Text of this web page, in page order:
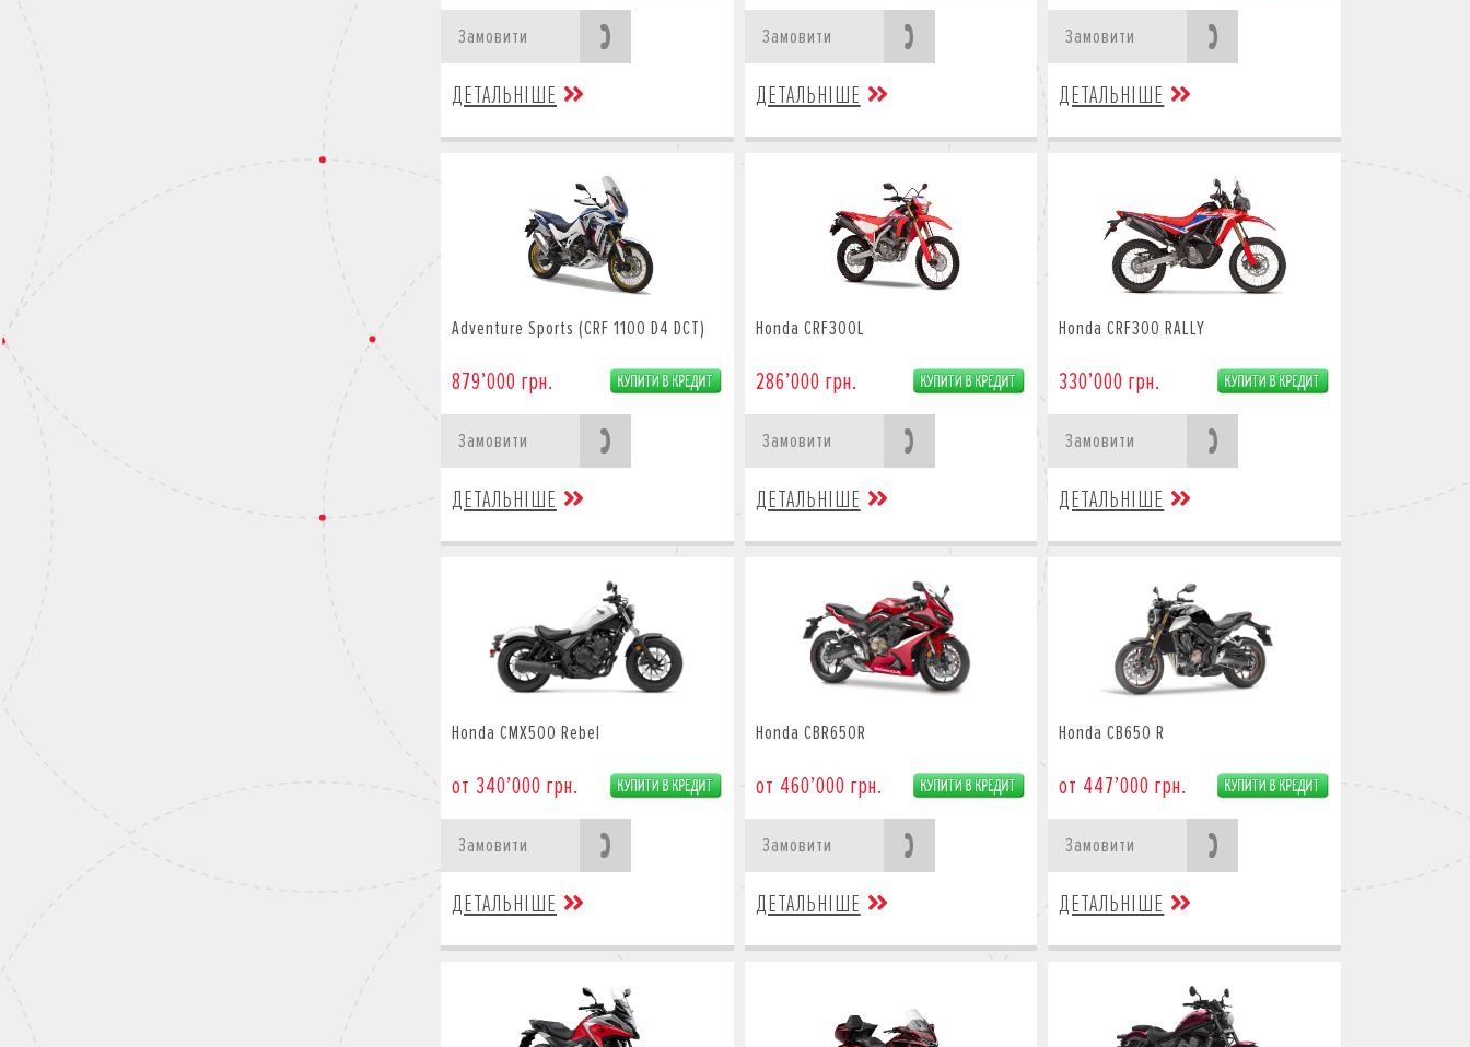
Замовити
ДЕТАЛЬНІШЕ
Замовити
ДЕТАЛЬНІШЕ
Замовити
ДЕТАЛЬНІШЕ
Adventure Sports (CRF 1100 D4 DCT)
879’000 грн.
Замовити
ДЕТАЛЬНІШЕ
Honda CRF300L
286’000 грн.
Замовити
ДЕТАЛЬНІШЕ
Honda CRF300 RALLY
330’000 грн.
Замовити
ДЕТАЛЬНІШЕ
Honda CMX500 Rebel
от 340’000 грн.
Замовити
ДЕТАЛЬНІШЕ
Honda CBR650R
от 460’000 грн.
Замовити
ДЕТАЛЬНІШЕ
Honda CB650 R
от 447’000 грн.
Замовити
ДЕТАЛЬНІШЕ